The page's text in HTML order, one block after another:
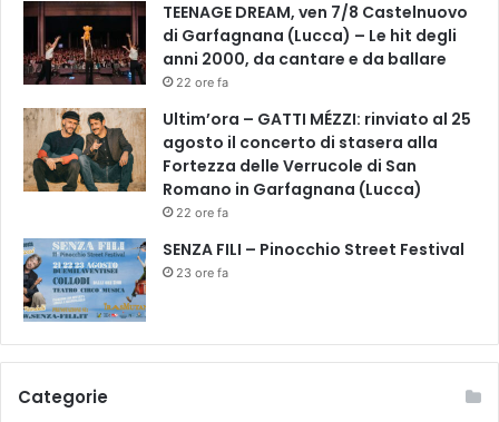
d
E
m
p
n
p
o
g
r
a
TEENAGE DREAM, ven 7/8 Castelnuovo
di Garfagnana (Lucca) – Le hit degli
anni 2000, da cantare e da ballare
22 ore fa
Ultim’ora – GATTI MÉZZI: rinviato al 25
agosto il concerto di stasera alla
Fortezza delle Verrucole di San
Romano in Garfagnana (Lucca)
22 ore fa
SENZA FILI – Pinocchio Street Festival
23 ore fa
Categorie